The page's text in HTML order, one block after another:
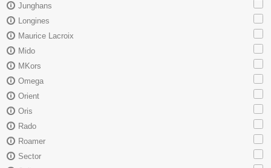
Junghans
Longines
Maurice Lacroix
Mido
MKors
Omega
Orient
Oris
Rado
Roamer
Sector